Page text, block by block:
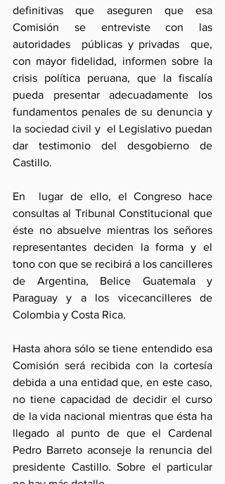
definitivas que aseguren que esa
Comisión se entreviste con las
autoridades  públicas y privadas  que,
con mayor fidelidad, informen sobre la
crisis política peruana, que la fiscalía
pueda presentar adecuadamente los
fundamentos penales de su denuncia y
la sociedad civil y  el Legislativo puedan
dar testimonio del desgobierno de
Castillo.
En  lugar de ello, el Congreso hace
consultas al Tribunal Constitucional que
éste no absuelve mientras los señores
representantes deciden la forma y el
tono con que se recibirá a los cancilleres
de Argentina, Belice Guatemala y
Paraguay y a los vicecancilleres de
Colombia y Costa Rica.
Hasta ahora sólo se tiene entendido esa
Comisión será recibida con la cortesía
debida a una entidad que, en este caso,
no tiene capacidad de decidir el curso
de la vida nacional mientras que ésta ha
llegado al punto de que el Cardenal
Pedro Barreto aconseje la renuncia del
presidente Castillo. Sobre el particular